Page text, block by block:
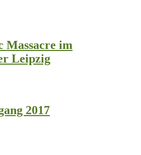
Massacre im
Leipzig
2017